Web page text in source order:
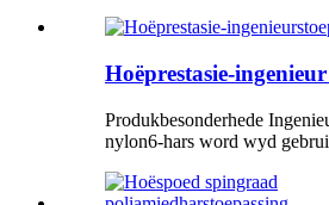
Hoëprestasie-
Produkbesonderhede
nylon6-hars word wyd